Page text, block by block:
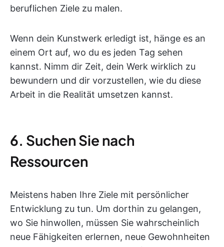
beruflichen Ziele zu malen.
Wenn dein Kunstwerk erledigt ist, hänge es an
einem Ort auf, wo du es jeden Tag sehen
kannst. Nimm dir Zeit, dein Werk wirklich zu
bewundern und dir vorzustellen, wie du diese
Arbeit in die Realität umsetzen kannst.
6. Suchen Sie nach
Ressourcen
Meistens haben Ihre Ziele mit persönlicher
Entwicklung zu tun. Um dorthin zu gelangen,
wo Sie hinwollen, müssen Sie wahrscheinlich
neue Fähigkeiten erlernen, neue Gewohnheiten